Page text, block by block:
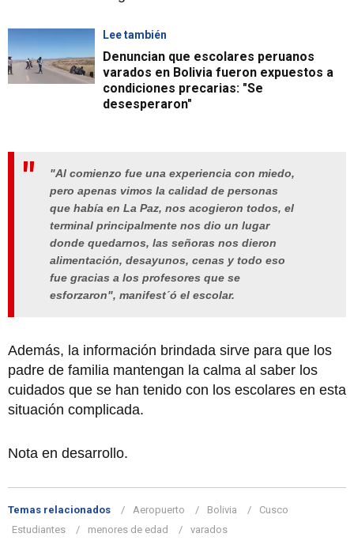
Lee también
Denuncian que escolares peruanos
varados en Bolivia fueron expuestos a
condiciones precarias: "Se
desesperaron"
"Al comienzo fue una experiencia con miedo,
pero apenas vimos la calidad de personas
que había en La Paz, nos acogieron todos, el
terminal principalmente nos dio un lugar
donde quedarnos, las señoras nos dieron
alimentación, desayunos, cenas y todo eso
fue gracias a los profesores que se
esforzaron", manifest´ó el escolar.
Además, la información brindada sirve para que los
padre de familia mantengan la calma al saber los
cuidados que se han tenido con los escolares en esta
situación complicada.
Nota en desarrollo.
Temas relacionados Aeropuerto Bolivia
Cusco
Estudiantes
menores de edad varados